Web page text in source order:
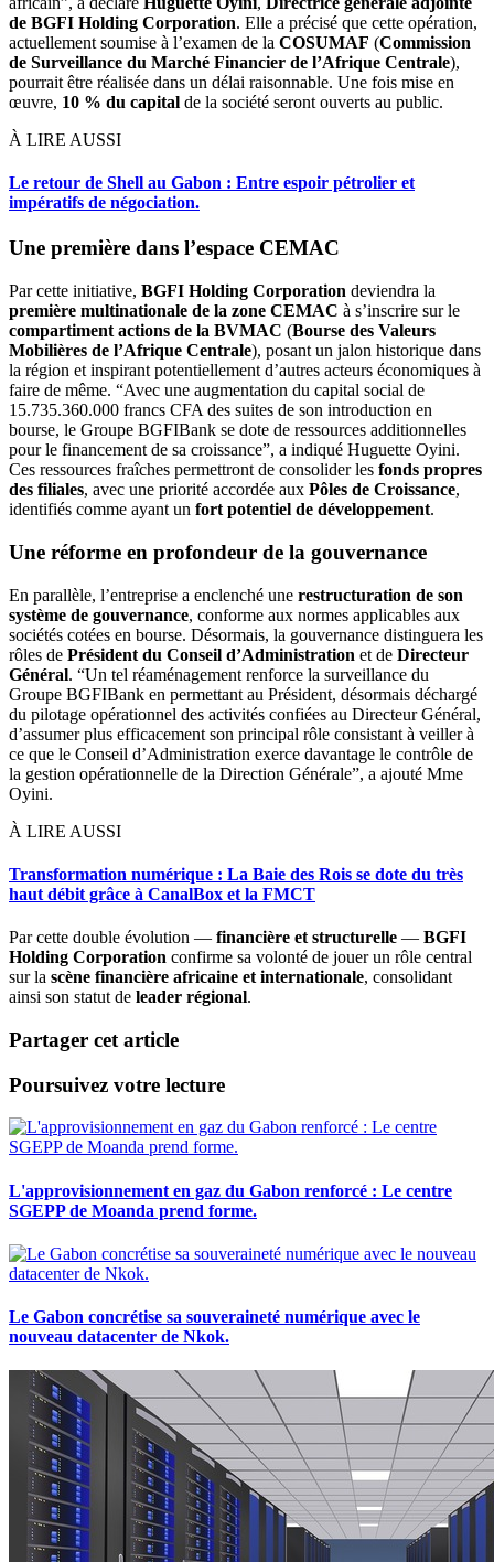
de BGFI Holding Corporation. Elle a précisé que cette opération,
actuellement soumise à l’examen de la COSUMAF (Commission
de Surveillance du Marché Financier de l’Afrique Centrale),
pourrait être réalisée dans un délai raisonnable. Une fois mise en
œuvre, 10 % du capital de la société seront ouverts au public.
À LIRE AUSSI
Le retour de Shell au Gabon : Entre espoir pétrolier et
impératifs de négociation.
Une première dans l’espace CEMAC
Par cette initiative, BGFI Holding Corporation deviendra la
première multinationale de la zone CEMAC à s’inscrire sur le
compartiment actions de la BVMAC (Bourse des Valeurs
Mobilières de l’Afrique Centrale), posant un jalon historique dans
la région et inspirant potentiellement d’autres acteurs économiques à
faire de même. “Avec une augmentation du capital social de
15.735.360.000 francs CFA des suites de son introduction en
bourse, le Groupe BGFIBank se dote de ressources additionnelles
pour le financement de sa croissance”, a indiqué Huguette Oyini.
Ces ressources fraîches permettront de consolider les fonds propres
des filiales, avec une priorité accordée aux Pôles de Croissance,
identifiés comme ayant un fort potentiel de développement.
Une réforme en profondeur de la gouvernance
En parallèle, l’entreprise a enclenché une restructuration de son
système de gouvernance, conforme aux normes applicables aux
sociétés cotées en bourse. Désormais, la gouvernance distinguera les
rôles de Président du Conseil d’Administration et de Directeur
Général. “Un tel réaménagement renforce la surveillance du
Groupe BGFIBank en permettant au Président, désormais déchargé
du pilotage opérationnel des activités confiées au Directeur Général,
d’assumer plus efficacement son principal rôle consistant à veiller à
ce que le Conseil d’Administration exerce davantage le contrôle de
la gestion opérationnelle de la Direction Générale”, a ajouté Mme
Oyini.
À LIRE AUSSI
Transformation numérique : La Baie des Rois se dote du très
haut débit grâce à CanalBox et la FMCT
Par cette double évolution — financière et structurelle — BGFI
Holding Corporation confirme sa volonté de jouer un rôle central
sur la scène financière africaine et internationale, consolidant
ainsi son statut de leader régional.
Partager cet article
Poursuivez votre lecture
L'approvisionnement en gaz du Gabon renforcé : Le centre
SGEPP de Moanda prend forme.
Le Gabon concrétise sa souveraineté numérique avec le
nouveau datacenter de Nkok.